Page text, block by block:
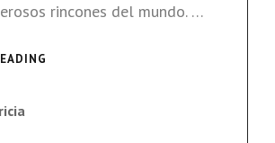
rincones del mundo. …